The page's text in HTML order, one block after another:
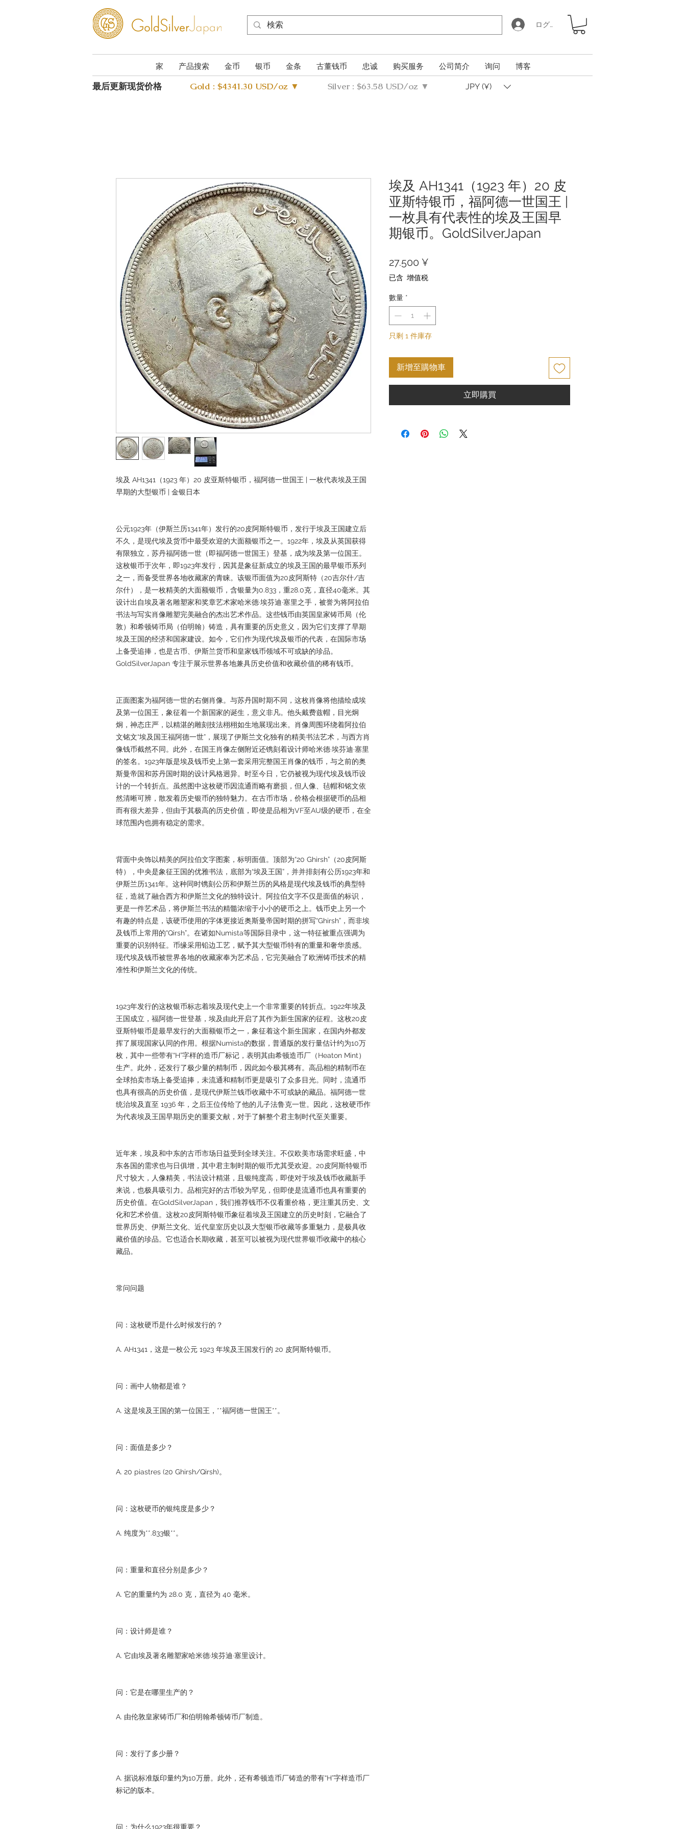
ログイン
家 产品搜索 金币 银币 金条 古董钱币 忠诚 购买服务 公司简介 询问 博客
最后更新现货价格 Gold : $4341.30 USD/oz ▼ Silver : $63.58 USD/oz ▼ JPY (¥)
埃及 AH1341（1923 年）20 皮亚斯特银币，福阿德一世国王 | 一枚代表埃及王国
早期的大型银币 | 金银日本
公元1923年（伊斯兰历1341年）发行的20皮阿斯特银币，发行于埃及王国建立后
不久，是现代埃及货币中最受欢迎的大面额银币之一。1922年，埃及从英国获得
有限独立，苏丹福阿德一世（即福阿德一世国王）登基，成为埃及第一位国王。
这枚银币于次年，即1923年发行，因其是象征新成立的埃及王国的最早银币系列
之一，而备受世界各地收藏家的青睐。该银币面值为20皮阿斯特（20吉尔什/吉
尔什），是一枚精美的大面额银币，含银量为0.833，重28.0克，直径40毫米。其
设计出自埃及著名雕塑家和奖章艺术家哈米德·埃芬迪·塞里之手，被誉为将阿拉伯
书法与写实肖像雕塑完美融合的杰出艺术作品。这些钱币由英国皇家铸币局（伦
敦）和希顿铸币局（伯明翰）铸造，具有重要的历史意义，因为它们支撑了早期
埃及王国的经济和国家建设。如今，它们作为现代埃及银币的代表，在国际市场
上备受追捧，也是古币、伊斯兰货币和皇家钱币领域不可或缺的珍品。
GoldSilverJapan 专注于展示世界各地兼具历史价值和收藏价值的稀有钱币。
正面图案为福阿德一世的右侧肖像。与苏丹国时期不同，这枚肖像将他描绘成埃
及第一位国王，象征着一个新国家的诞生，意义非凡。他头戴费兹帽，目光炯
炯，神态庄严，以精湛的雕刻技法栩栩如生地展现出来。肖像周围环绕着阿拉伯
文铭文“埃及国王福阿德一世”，展现了伊斯兰文化独有的精美书法艺术，与西方肖
像钱币截然不同。此外，在国王肖像左侧附近还镌刻着设计师哈米德·埃芬迪·塞里
的签名。1923年版是埃及钱币史上第一套采用完整国王肖像的钱币，与之前的奥
斯曼帝国和苏丹国时期的设计风格迥异。时至今日，它仍被视为现代埃及钱币设
计的一个转折点。虽然图中这枚硬币因流通而略有磨损，但人像、毡帽和铭文依
然清晰可辨，散发着历史银币的独特魅力。在古币市场，价格会根据硬币的品相
而有很大差异，但由于其极高的历史价值，即使是品相为VF至AU级的硬币，在全
球范围内也拥有稳定的需求。
背面中央饰以精美的阿拉伯文字图案，标明面值。顶部为“20 Ghirsh”（20皮阿斯
特），中央是象征王国的优雅书法，底部为“埃及王国”，并并排刻有公历1923年和
伊斯兰历1341年。这种同时镌刻公历和伊斯兰历的风格是现代埃及钱币的典型特
征，造就了融合西方和伊斯兰文化的独特设计。阿拉伯文字不仅是面值的标识，
更是一件艺术品，将伊斯兰书法的精髓浓缩于小小的硬币之上。钱币史上另一个
有趣的特点是，该硬币使用的字体更接近奥斯曼帝国时期的拼写“Ghirsh”，而非埃
及钱币上常用的“Qirsh”。在诸如Numista等国际目录中，这一特征被重点强调为
重要的识别特征。币缘采用铅边工艺，赋予其大型银币特有的重量和奢华质感。
现代埃及钱币被世界各地的收藏家奉为艺术品，它完美融合了欧洲铸币技术的精
准性和伊斯兰文化的传统。
1923年发行的这枚银币标志着埃及现代史上一个非常重要的转折点。1922年埃及
王国成立，福阿德一世登基，埃及由此开启了其作为新生国家的征程。这枚20皮
亚斯特银币是最早发行的大面额银币之一，象征着这个新生国家，在国内外都发
挥了展现国家认同的作用。根据Numista的数据，普通版的发行量估计约为10万
枚，其中一些带有“H”字样的造币厂标记，表明其由希顿造币厂（Heaton Mint）
生产。此外，还发行了极少量的精制币，因此如今极其稀有。高品相的精制币在
全球拍卖市场上备受追捧，未流通和精制币更是吸引了众多目光。同时，流通币
也具有很高的历史价值，是现代伊斯兰钱币收藏中不可或缺的藏品。福阿德一世
统治埃及直至 1936 年，之后王位传给了他的儿子法鲁克一世。因此，这枚硬币作
为代表埃及王国早期历史的重要文献，对于了解整个君主制时代至关重要。
近年来，埃及和中东的古币市场日益受到全球关注。不仅欧美市场需求旺盛，中
东各国的需求也与日俱增，其中君主制时期的银币尤其受欢迎。20皮阿斯特银币
尺寸较大，人像精美，书法设计精湛，且银纯度高，即使对于埃及钱币收藏新手
来说，也极具吸引力。品相完好的古币较为罕见，但即使是流通币也具有重要的
历史价值。在GoldSilverJapan，我们推荐钱币不仅看重价格，更注重其历史、文
化和艺术价值。这枚20皮阿斯特银币象征着埃及王国建立的历史时刻，它融合了
世界历史、伊斯兰文化、近代皇室历史以及大型银币收藏等多重魅力，是极具收
藏价值的珍品。它也适合长期收藏，甚至可以被视为现代世界银币收藏中的核心
藏品。
常问问题
问：这枚硬币是什么时候发行的？
A. AH1341，这是一枚公元 1923 年埃及王国发行的 20 皮阿斯特银币。
问：画中人物都是谁？
A. 这是埃及王国的第一位国王，**福阿德一世国王**。
问：面值是多少？
A. 20 piastres (20 Ghirsh/Qirsh)。
问：这枚硬币的银纯度是多少？
A. 纯度为**.833银**。
问：重量和直径分别是多少？
A. 它的重量约为 28.0 克，直径为 40 毫米。
问：设计师是谁？
A. 它由埃及著名雕塑家哈米德·埃芬迪·塞里设计。
问：它是在哪里生产的？
A. 由伦敦皇家铸币厂和伯明翰希顿铸币厂制造。
问：发行了多少册？
A. 据说标准版印量约为10万册。此外，还有希顿造币厂铸造的带有“H”字样造币厂
标记的版本。
问：为什么1923年很重要？
埃及 AH1341（1923 年）20 皮
亚斯特银币，福阿德一世国王 |
一枚具有代表性的埃及王国早
期银币。GoldSilverJapan
27.500 ¥
已含 增值税
數量 *
只剩 1 件庫存
新增至購物車
立即購買